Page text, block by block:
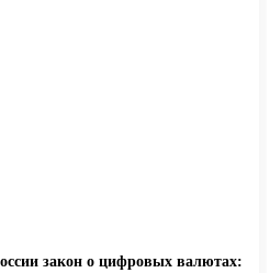
закон о цифровых валютах: